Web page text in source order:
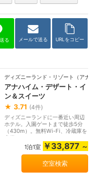
る メールで送る URLをコピー
ディズニーランド・リゾート（アナ
アナハイム・デザート・イ
ン＆スイーツ
★ 3.71 (4件)
ディズニーランドに一番近い周辺
ホテル。入園ゲートまで徒歩5分
（430m）。無料Wi-Fi、冷蔵庫を
完備。
1泊1室 ￥33,877 ～
空室検索